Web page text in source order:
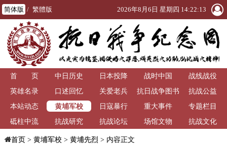
简体版 / 繁體版 2026年8月6日 星期四 14:22:14
首 页 中日历史 日本投降 战时中国
战线战役
英雄名录
口述回忆 关爱老兵
抗日战争图书
馆
抗战公益
本站动态
黄埔军校 日寇暴行 重大事件
专题栏目
砥柱中流
抗战研究 抗战论坛 场馆文物 抗战文化
首页> 黄埔军校> 黄埔先烈 > 内容正文